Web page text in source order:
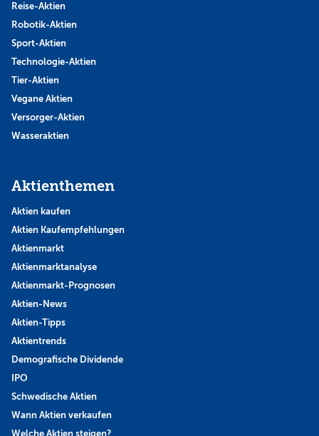
Reise-Aktien
Robotik-Aktien
Sport-Aktien
Technologie-Aktien
Tier-Aktien
Vegane Aktien
Versorger-Aktien
Wasseraktien
Aktienthemen
Aktien kaufen
Aktien Kaufempfehlungen
Aktienmarkt
Aktienmarktanalyse
Aktienmarkt-Prognosen
Aktien-News
Aktien-Tipps
Aktientrends
Demografische Dividende
IPO
Schwedische Aktien
Wann Aktien verkaufen
Welche Aktien steigen?